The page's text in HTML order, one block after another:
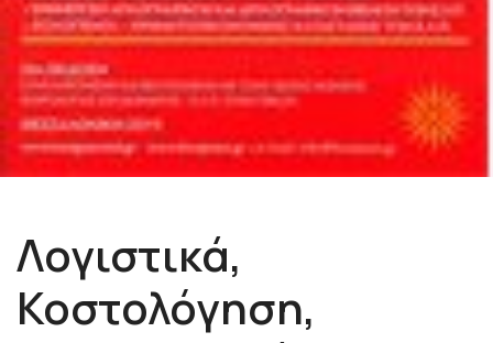
Λογιστικά,
Κοστολόγηση,